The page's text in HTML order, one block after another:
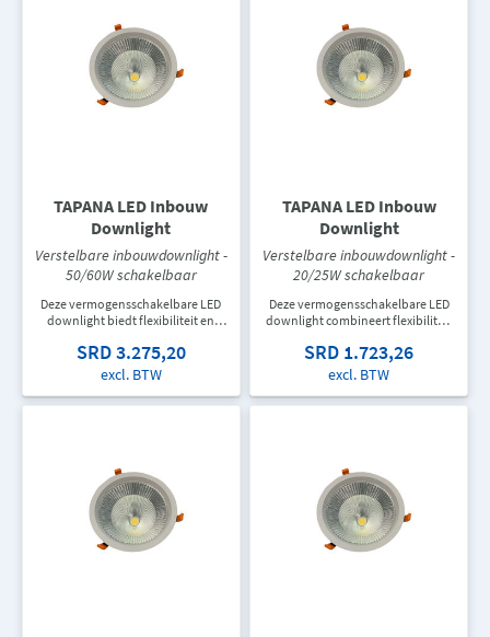
TAPANA LED Inbouw
Downlight
Verstelbare inbouwdownlight -
50/60W schakelbaar
Deze vermogensschakelbare LED
downlight biedt flexibiliteit en
uiteenlopende toepassingen.
Ideaal voor commerciële ruimtes,
kantoren en grotere
woonomgevingen.
SRD 3.275,20
excl. BTW
TAPANA LED Inbouw
Downlight
Verstelbare inbouwdownlight -
20/25W schakelbaar
Deze vermogensschakelbare LED
downlight combineert flexibiliteit
Ideaal voor kantoren, winkels,
vergaderruimtes en andere
professionele toepassingen.
SRD 1.723,26
excl. BTW